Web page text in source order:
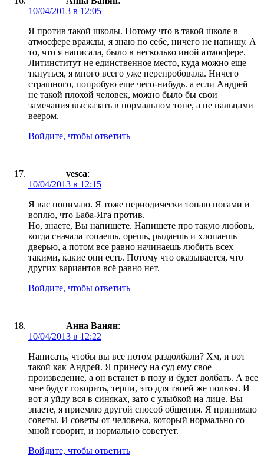
10/04/2013 в 12:05
Я против такой школы. Потому что в такой школе в
атмосфере вражды, я знаю по себе, ничего не напишу. А
то, что я написала, было в несколько иной атмосфере.
Литинститут не единственное место, куда можно еще
ткнуться, я много всего уже перепробовала. Ничего
страшного, попробую еще чего-нибудь. а если Андрей
не такой плохой человек, можно было бы свои
замечания высказать в нормальном тоне, а не пальцами
веером.
Войдите, чтобы ответить
vesca:
10/04/2013 в 12:15
Я вас понимаю. Я тоже периодически топаю ногами и
воплю, что Баба-Яга против.
Но, знаете, Вы напишете. Напишете про такую любовь,
когда сначала топаешь, орешь, рыдаешь и хлопаешь
дверью, а потом все равно начинаешь любить всех
такими, какие они есть. Потому что оказывается, что
других вариантов всё равно нет.
Войдите, чтобы ответить
Анна Ванян:
10/04/2013 в 12:22
Написать, чтобы вы все потом раздолбали? Хм, и вот
такой как Андрей. Я принесу на суд ему свое
произведение, а он встанет в позу и будет долбать. А все
мне будут говорить, терпи, это для твоей же пользы. И
вот я уйду вся в синяках, зато с улыбкой на лице. Вы
знаете, я приемлю другой способ общения. Я принимаю
советы. И советы от человека, который нормально со
мной говорит, и нормально советует.
Войдите, чтобы ответить